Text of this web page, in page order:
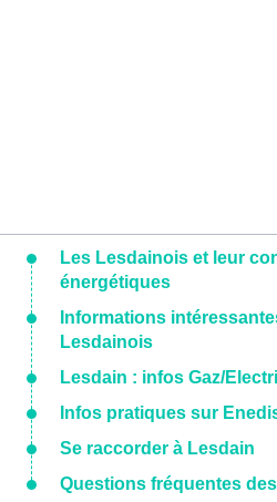
Les Lesdainois et leur
énergétiques
Informations
Lesdainois
Lesdain : infos Gaz/
Infos pratiques sur
Se raccorder à Lesdain
Questions fréquentes